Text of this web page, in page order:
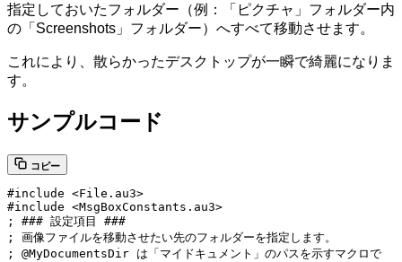
指定しておいたフォルダー（例：「ピクチャ」フォルダー内
の「Screenshots」フォルダー）へすべて移動させます。
これにより、散らかったデスクトップが一瞬で綺麗になりま
す。
サンプルコード
コピー
#include <File.au3>
#include <MsgBoxConstants.au3>
; ### 設定項目 ###
; 画像ファイルを移動させたい先のフォルダーを指定します。
; @MyDocumentsDir は「マイドキュメント」のパスを示すマクロで